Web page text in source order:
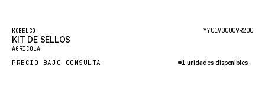
CARMIX
Destacado
KOBELCO YY01V00009R200
KIT DE SELLOS
AGRICOLA
PRECIO BAJO CONSULTA 1 unidades disponibles